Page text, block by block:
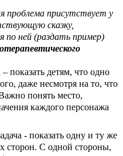
проблема присутствует у
сказку,
по ней (раздать пример)
– показать детям, что одно
даже несмотря на то, что
понять место,
каждого персонажа
- показать одну и ту же
сторон. С одной стороны,